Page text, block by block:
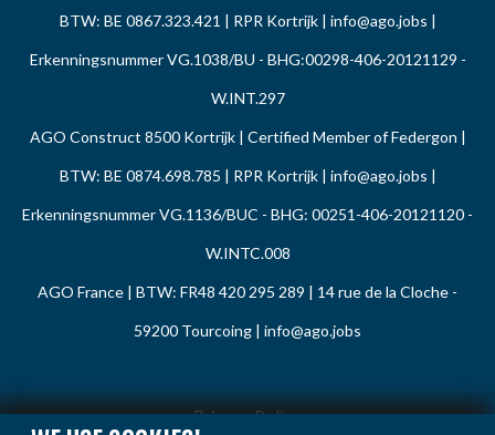
BTW: BE 0867.323.421 | RPR Kortrijk | info@ago.jobs |
Erkenningsnummer VG.1038/BU - BHG:00298-406-20121129 -
W.INT.297
AGO Construct 8500 Kortrijk | Certified Member of Federgon |
BTW: BE 0874.698.785 | RPR Kortrijk | info@ago.jobs |
Erkenningsnummer VG.1136/BUC - BHG: 00251-406-20121120 -
W.INTC.008
AGO France | BTW: FR48 420 295 289 | 14 rue de la Cloche -
59200 Tourcoing | info@ago.jobs
Privacy Policy